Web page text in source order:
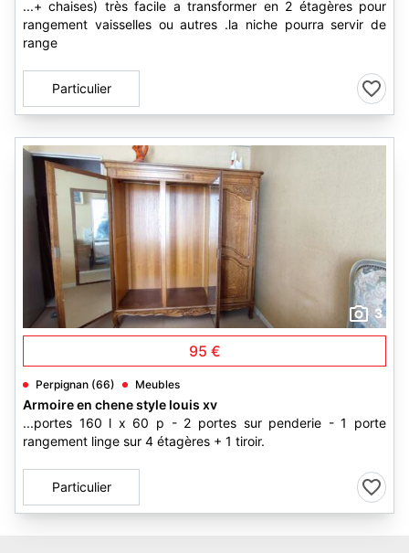
...+ chaises) très facile a transformer en 2 étagères pour
rangement vaisselles ou autres .la niche pourra servir de
range
Particulier
3
95 €
Perpignan (66) Meubles
Armoire en chene style louis xv
...portes 160 l x 60 p - 2 portes sur penderie - 1 porte
rangement linge sur 4 étagères + 1 tiroir.
Particulier